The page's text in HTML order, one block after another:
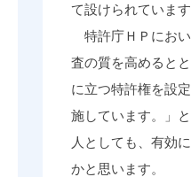
て設けられています
特許庁ＨＰにお
査の質を高めると
に立つ特許権を設
施しています。」
人としても、有効
かと思います。